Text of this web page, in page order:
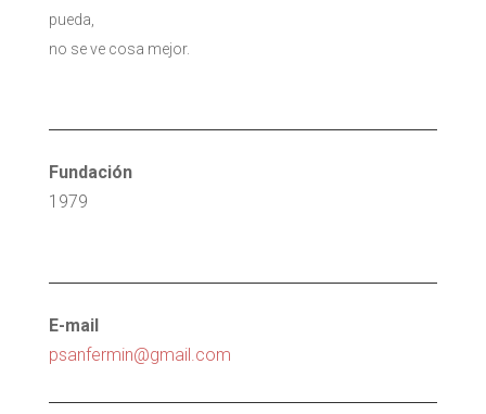
pueda,
no se ve cosa mejor.
Fundación
1979
E-mail
psanfermin@gmail.com